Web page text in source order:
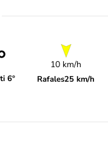
6°
10 km/h
Rafales25 km/h